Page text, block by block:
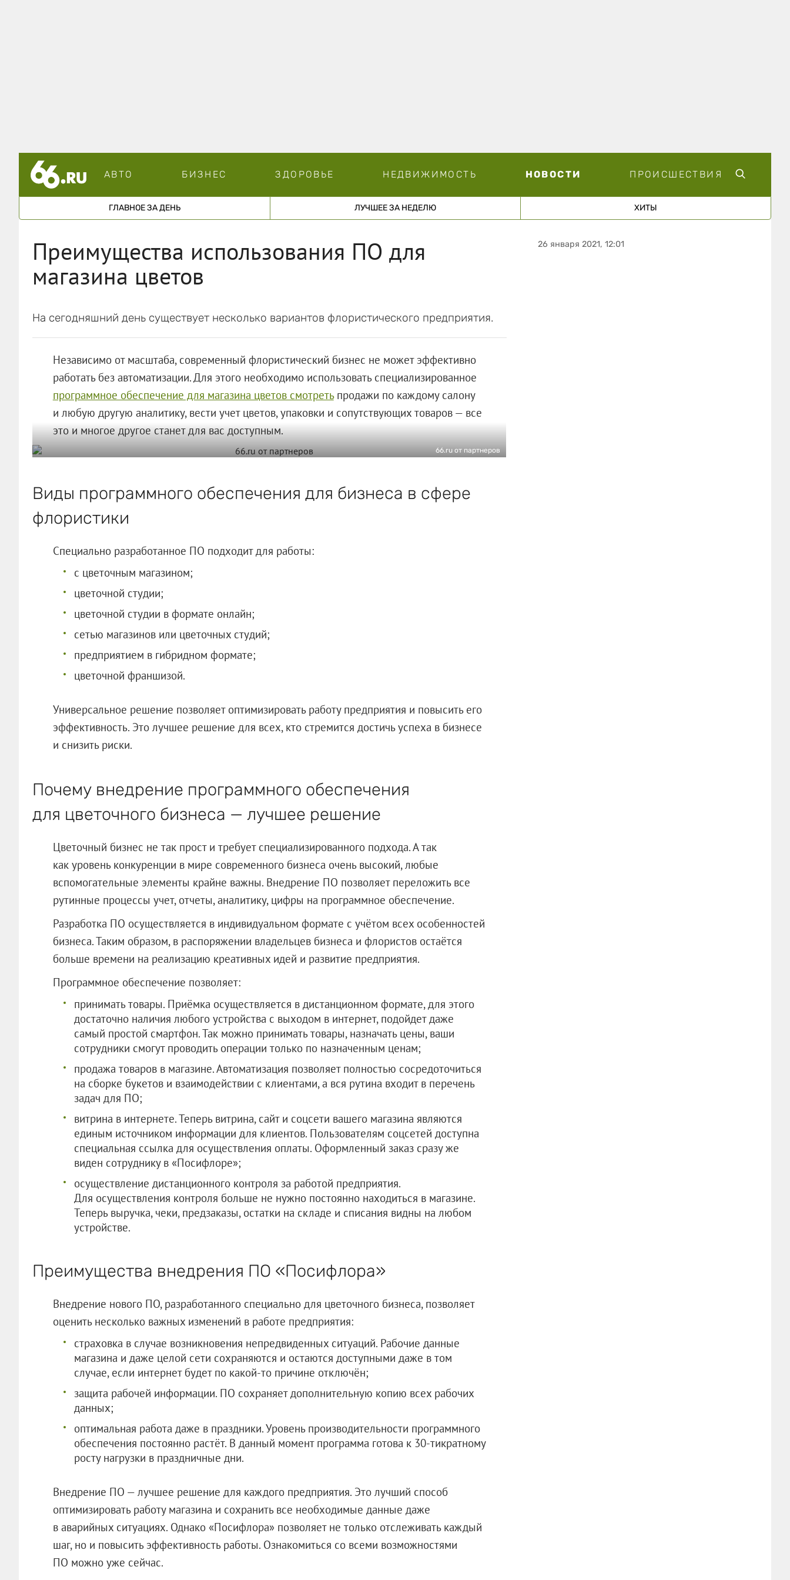
АВТО БИЗНЕС ЗДОРОВЬЕ НЕДВИЖИМОСТЬ НОВОСТИ ПРОИСШЕСТВИЯ
ГЛАВНОЕ ЗА ДЕНЬ ЛУЧШЕЕ ЗА НЕДЕЛЮ ХИТЫ
Преимущества использования ПО для
магазина цветов
На сегодняшний день существует несколько вариантов флористического предприятия.
Независимо от масштаба, современный флористический бизнес не может эффективно
работать без автоматизации. Для этого необходимо использовать специализированное
программное обеспечение для магазина цветов смотретьпродажи по каждому салону
и любую другую аналитику, вести учет цветов, упаковки и сопутствующих товаров — все
это и многое другое станет для вас доступным.
66.ru от партнеров
Виды программного обеспечения для бизнеса в сфере
флористики
Специально разработанное ПО подходит для работы:
с цветочным магазином;
цветочной студии;
цветочной студии в формате онлайн;
сетью магазинов или цветочных студий;
предприятием в гибридном формате;
цветочной франшизой.
Универсальное решение позволяет оптимизировать работу предприятия и повысить его
эффективность. Это лучшее решение для всех, кто стремится достичь успеха в бизнесе
и снизить риски.
Почему внедрение программного обеспечения
для цветочного бизнеса — лучшее решение
Цветочный бизнес не так прост и требует специализированного подхода. А так
как уровень конкуренции в мире современного бизнеса очень высокий, любые
вспомогательные элементы крайне важны. Внедрение ПО позволяет переложить все
рутинные процессы учет, отчеты, аналитику, цифры на программное обеспечение.
Разработка ПО осуществляется в индивидуальном формате с учётом всех особенностей
бизнеса. Таким образом, в распоряжении владельцев бизнеса и флористов остаётся
больше времени на реализацию креативных идей и развитие предприятия.
Программное обеспечение позволяет:
принимать товары. Приёмка осуществляется в дистанционном формате, для этого
достаточно наличия любого устройства с выходом в интернет, подойдет даже
самый простой смартфон. Так можно принимать товары, назначать цены, ваши
сотрудники смогут проводить операции только по назначенным ценам;
продажа товаров в магазине. Автоматизация позволяет полностью сосредоточиться
на сборке букетов и взаимодействии с клиентами, а вся рутина входит в перечень
задач для ПО;
витрина в интернете. Теперь витрина, сайт и соцсети вашего магазина являются
единым источником информации для клиентов. Пользователям соцсетей доступна
специальная ссылка для осуществления оплаты. Оформленный заказ сразу же
виден сотруднику в «Посифлоре»;
осуществление дистанционного контроля за работой предприятия.
Для осуществления контроля больше не нужно постоянно находиться в магазине.
Теперь выручка, чеки, предзаказы, остатки на складе и списания видны на любом
устройстве.
Преимущества внедрения ПО «Посифлора»
Внедрение нового ПО, разработанного специально для цветочного бизнеса, позволяет
оценить несколько важных изменений в работе предприятия:
страховка в случае возникновения непредвиденных ситуаций. Рабочие данные
магазина и даже целой сети сохраняются и остаются доступными даже в том
случае, если интернет будет по какой-то причине отключён;
защита рабочей информации. ПО сохраняет дополнительную копию всех рабочих
данных;
оптимальная работа даже в праздники. Уровень производительности программного
обеспечения постоянно растёт. В данный момент программа готова к 30-тикратному
росту нагрузки в праздничные дни.
Внедрение ПО — лучшее решение для каждого предприятия. Это лучший способ
оптимизировать работу магазина и сохранить все необходимые данные даже
в аварийных ситуациях. Однако «Посифлора» позволяет не только отслеживать каждый
шаг, но и повысить эффективность работы. Ознакомиться со всеми возможностями
ПО можно уже сейчас.
26 января 2021, 12:01